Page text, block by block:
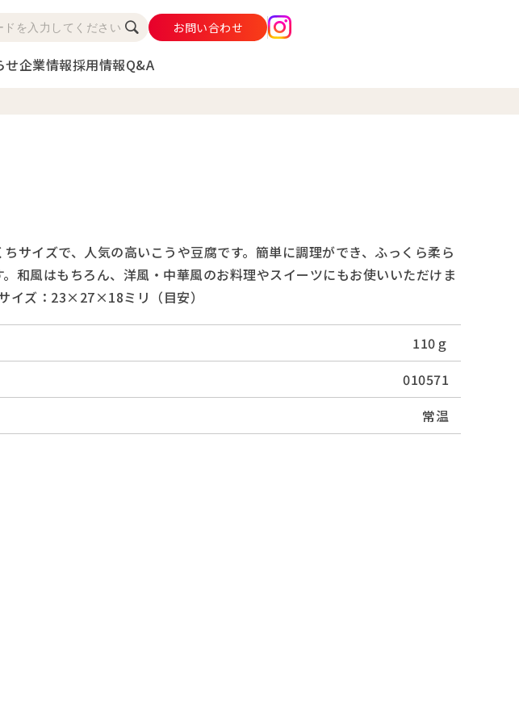
お問い合わせ
せ企業情報採用情報Q&A
サイズで、人気の高いこうや豆腐です。簡単に調理ができ、ふっくら柔ら
和風はもちろん、洋風・中華風のお料理やスイーツにもお使いいただけま
イズ：23×27×18ミリ（目安）
110ｇ
010571
常温